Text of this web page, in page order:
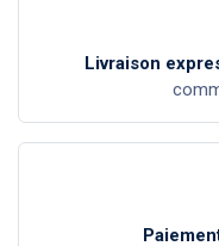
Livraison